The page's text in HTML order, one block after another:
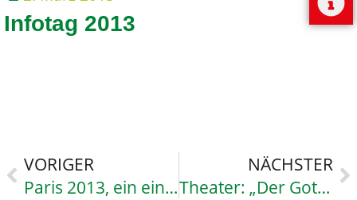
Infotag 2013
VORIGER
Paris 2013, ein einmaliges Erlebnis!
NÄCHSTER
Theater: „Der Gott des Gemetzels“ 2013